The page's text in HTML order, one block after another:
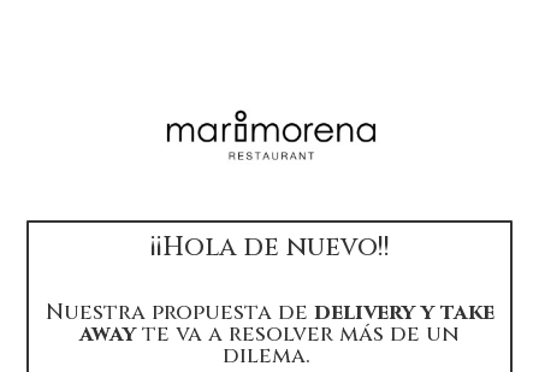
¡¡Hola de nuevo!!
Nuestra propuesta de delivery y take
awayte va a resolver más de un
dilema.